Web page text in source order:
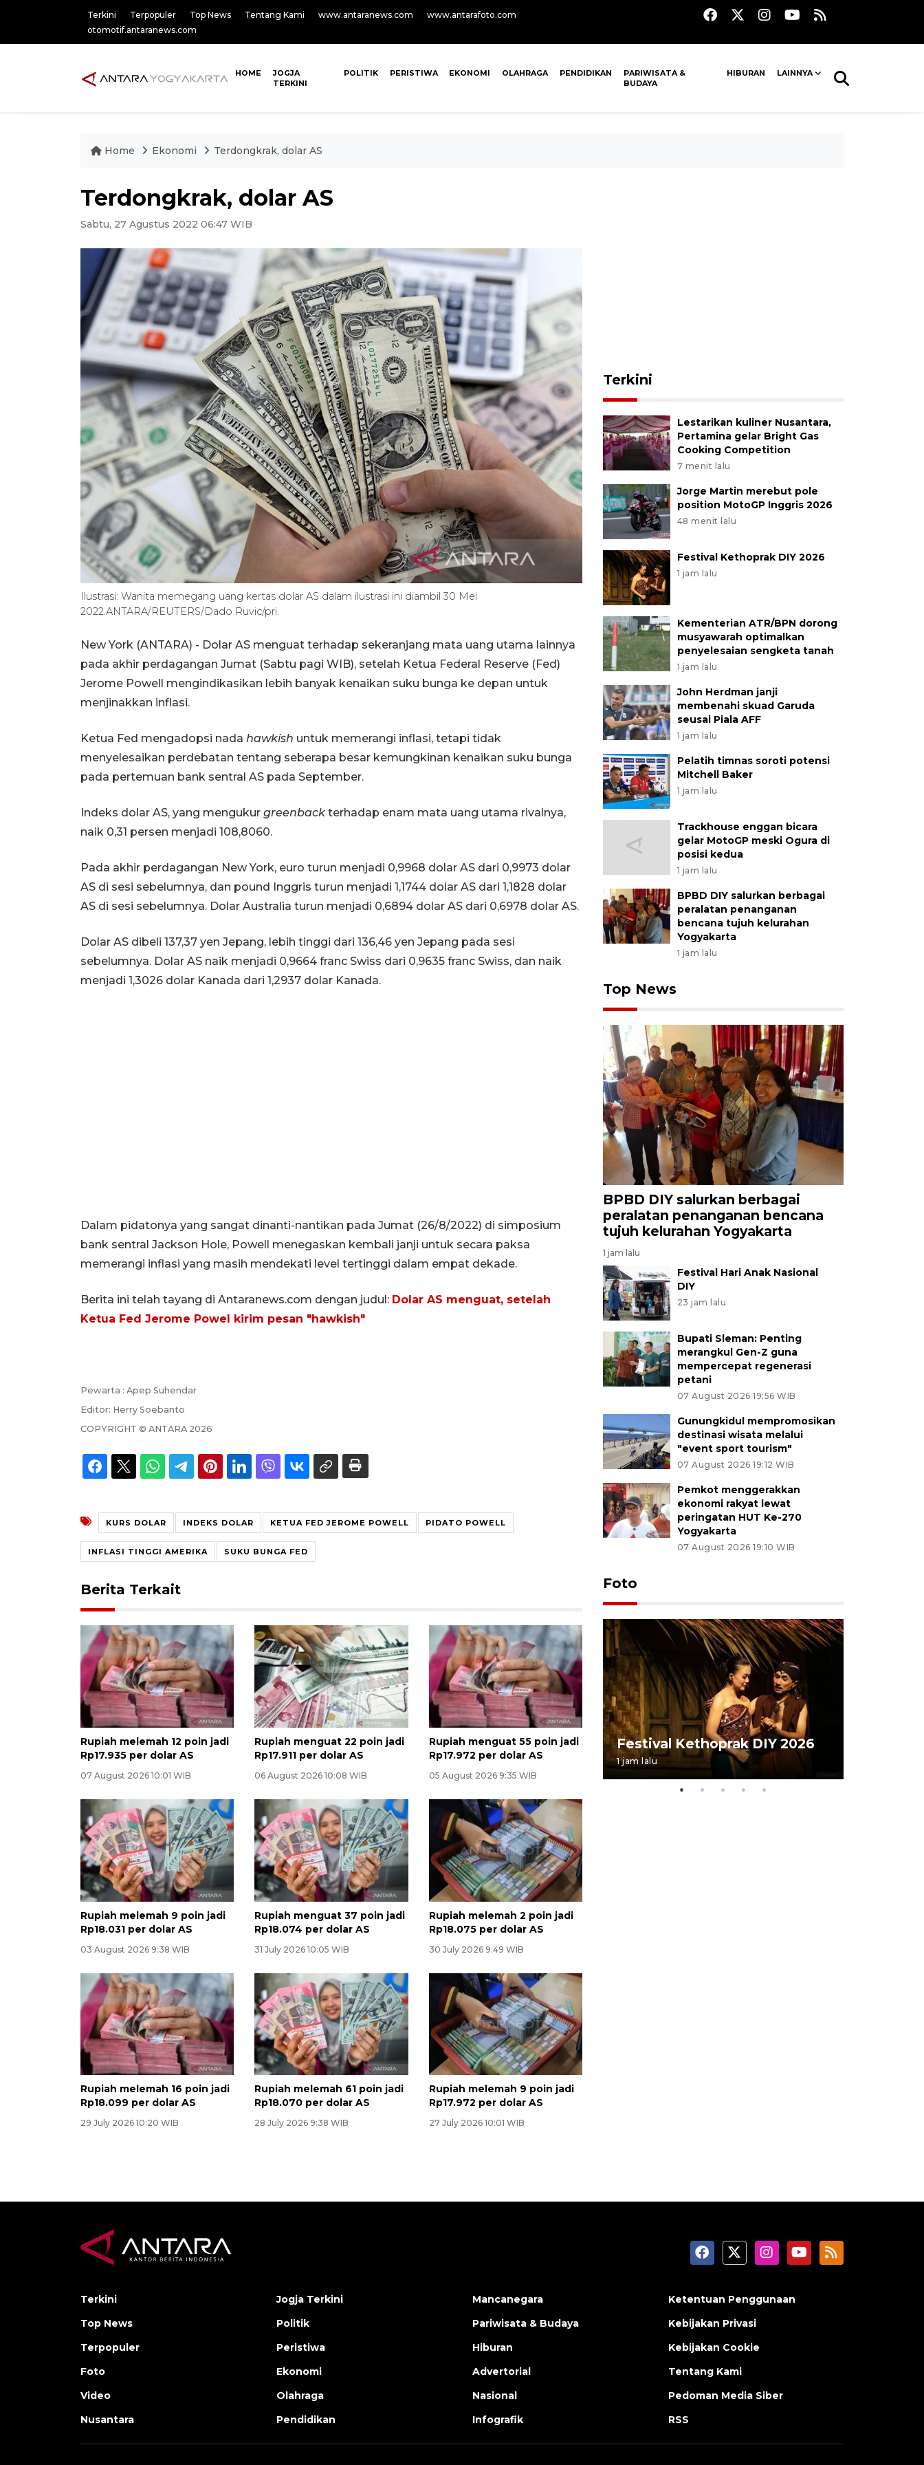
Terkini Terpopuler Top News Tentang Kami www.antaranews.com
www.antarafoto.com
otomotif.antaranews.com
HOME
JOGJA
TERKINI
POLITIK PERISTIWA EKONOMI OLAHRAGA PENDIDIKAN
PARIWISATA &
BUDAYA
HIBURAN LAINNYA
Home Ekonomi Terdongkrak, dolar AS
Terdongkrak, dolar AS
Sabtu, 27 Agustus 2022 06:47 WIB
Ilustrasi: Wanita memegang uang kertas dolar AS dalam ilustrasi ini diambil 30 Mei
2022.ANTARA/REUTERS/Dado Ruvic/pri.
New York (ANTARA) - Dolar AS menguat terhadap sekeranjang mata uang utama lainnya
pada akhir perdagangan Jumat (Sabtu pagi WIB), setelah Ketua Federal Reserve (Fed)
Jerome Powell mengindikasikan lebih banyak kenaikan suku bunga ke depan untuk
menjinakkan inflasi.
Ketua Fed mengadopsi nada hawkish untuk memerangi inflasi, tetapi tidak
menyelesaikan perdebatan tentang seberapa besar kemungkinan kenaikan suku bunga
pada pertemuan bank sentral AS pada September.
Indeks dolar AS, yang mengukur greenback terhadap enam mata uang utama rivalnya,
naik 0,31 persen menjadi 108,8060.
Pada akhir perdagangan New York, euro turun menjadi 0,9968 dolar AS dari 0,9973 dolar
AS di sesi sebelumnya, dan pound Inggris turun menjadi 1,1744 dolar AS dari 1,1828 dolar
AS di sesi sebelumnya. Dolar Australia turun menjadi 0,6894 dolar AS dari 0,6978 dolar AS.
Dolar AS dibeli 137,37 yen Jepang, lebih tinggi dari 136,46 yen Jepang pada sesi
sebelumnya. Dolar AS naik menjadi 0,9664 franc Swiss dari 0,9635 franc Swiss, dan naik
menjadi 1,3026 dolar Kanada dari 1,2937 dolar Kanada.
Dalam pidatonya yang sangat dinanti-nantikan pada Jumat (26/8/2022) di simposium
bank sentral Jackson Hole, Powell menegaskan kembali janji untuk secara paksa
memerangi inflasi yang masih mendekati level tertinggi dalam empat dekade.
Berita ini telah tayang di Antaranews.com dengan judul: Dolar AS menguat, setelah
Ketua Fed Jerome Powel kirim pesan "hawkish"
Pewarta : Apep Suhendar
Editor: Herry Soebanto
COPYRIGHT © ANTARA 2026
KURS DOLAR INDEKS DOLAR KETUA FED JEROME POWELL PIDATO POWELL
INFLASI TINGGI AMERIKA SUKU BUNGA FED
Berita Terkait
Rupiah melemah 12 poin jadi
Rp17.935 per dolar AS
07 August 2026 10:01 WIB
Rupiah menguat 22 poin jadi
Rp17.911 per dolar AS
06 August 2026 10:08 WIB
Rupiah menguat 55 poin jadi
Rp17.972 per dolar AS
05 August 2026 9:35 WIB
Rupiah melemah 9 poin jadi
Rp18.031 per dolar AS
03 August 2026 9:38 WIB
Rupiah menguat 37 poin jadi
Rp18.074 per dolar AS
31 July 2026 10:05 WIB
Rupiah melemah 2 poin jadi
Rp18.075 per dolar AS
30 July 2026 9:49 WIB
Rupiah melemah 16 poin jadi
Rp18.099 per dolar AS
29 July 2026 10:20 WIB
Rupiah melemah 61 poin jadi
Rp18.070 per dolar AS
28 July 2026 9:38 WIB
Rupiah melemah 9 poin jadi
Rp17.972 per dolar AS
27 July 2026 10:01 WIB
Terkini
Lestarikan kuliner Nusantara,
Pertamina gelar Bright Gas
Cooking Competition
7 menit lalu
Jorge Martin merebut pole
position MotoGP Inggris 2026
48 menit lalu
Festival Kethoprak DIY 2026
1 jam lalu
Kementerian ATR/BPN dorong
musyawarah optimalkan
penyelesaian sengketa tanah
1 jam lalu
John Herdman janji
membenahi skuad Garuda
seusai Piala AFF
1 jam lalu
Pelatih timnas soroti potensi
Mitchell Baker
1 jam lalu
Trackhouse enggan bicara
gelar MotoGP meski Ogura di
posisi kedua
1 jam lalu
BPBD DIY salurkan berbagai
peralatan penanganan
bencana tujuh kelurahan
Yogyakarta
1 jam lalu
Top News
BPBD DIY salurkan berbagai
peralatan penanganan bencana
tujuh kelurahan Yogyakarta
1 jam lalu
Festival Hari Anak Nasional
DIY
23 jam lalu
Bupati Sleman: Penting
merangkul Gen-Z guna
mempercepat regenerasi
petani
07 August 2026 19:56 WIB
Gunungkidul mempromosikan
destinasi wisata melalui
"event sport tourism"
07 August 2026 19:12 WIB
Pemkot menggerakkan
ekonomi rakyat lewat
peringatan HUT Ke-270
Yogyakarta
07 August 2026 19:10 WIB
Foto
Pasokan hortikultura
melimpah picu deflasi DIY
06 August 2026 11:37 WIB
Festival Kethoprak DIY 2026
1 jam lalu
Terkini
Top News
Terpopuler
Foto
Video
Nusantara
Jogja Terkini
Politik
Peristiwa
Ekonomi
Olahraga
Pendidikan
Mancanegara
Pariwisata & Budaya
Hiburan
Advertorial
Nasional
Infografik
Ketentuan Penggunaan
Kebijakan Privasi
Kebijakan Cookie
Tentang Kami
Pedoman Media Siber
RSS